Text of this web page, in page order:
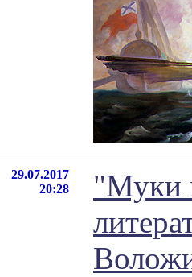
29.07.2017
20:28
"Муки